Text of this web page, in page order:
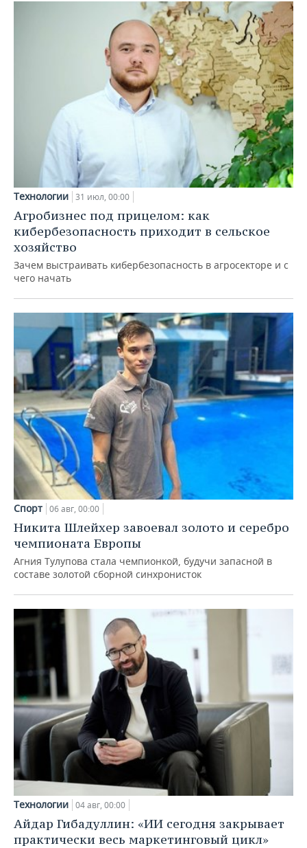
Технологии 31 июл, 00:00
Агробизнес под прицелом: как
кибербезопасность приходит в сельское
хозяйство
Зачем выстраивать кибербезопасность в агросекторе и с
чего начать
Спорт 06 авг, 00:00
Никита Шлейхер завоевал золото и серебро
чемпионата Европы
Агния Тулупова стала чемпионкой, будучи запасной в
составе золотой сборной синхронисток
Технологии 04 авг, 00:00
Айдар Гибадуллин: «ИИ сегодня закрывает
практически весь маркетинговый цикл»